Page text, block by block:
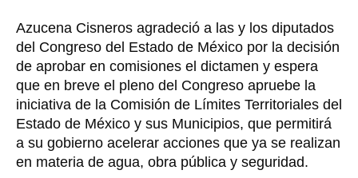
Azucena Cisneros agradeció a las y los diputados
del Congreso del Estado de México por la decisión
de aprobar en comisiones el dictamen y espera
que en breve el pleno del Congreso apruebe la
iniciativa de la Comisión de Límites Territoriales del
Estado de México y sus Municipios, que permitirá
a su gobierno acelerar acciones que ya se realizan
en materia de agua, obra pública y seguridad.